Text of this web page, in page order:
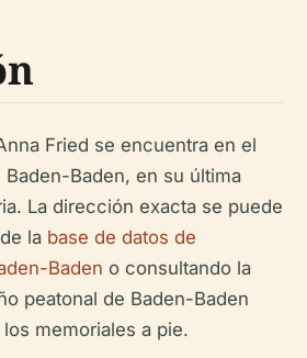
Fried se encuentra en el
Baden, en su última
La dirección exacta se puede
la base de datos de
Baden o consultando la
peatonal de Baden-Baden
memoriales a pie.